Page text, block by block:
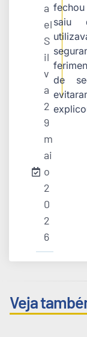
a
el
S
il
v
a
2
9
m
ai
o
2
0
2
6
saiu
de
Veja